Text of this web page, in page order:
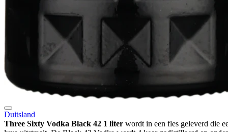
Duitsland
Three Sixty Vodka Black 42 1 liter wordt in een fles geleverd die